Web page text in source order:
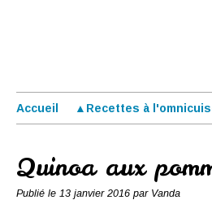
Accueil ▲Recettes à
Quinoa aux
Publié le 13 janvier 2016 par Vanda